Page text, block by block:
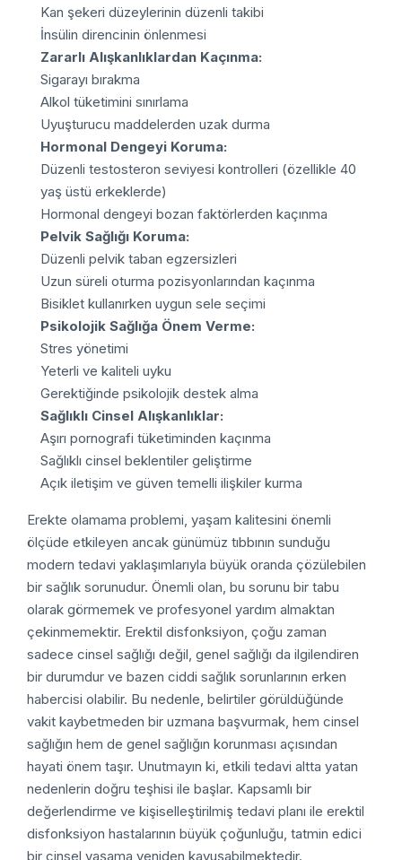
Kan şekeri düzeylerinin düzenli takibi
İnsülin direncinin önlenmesi
Zararlı Alışkanlıklardan Kaçınma:
Sigarayı bırakma
Alkol tüketimini sınırlama
Uyuşturucu maddelerden uzak durma
Hormonal Dengeyi Koruma:
Düzenli testosteron seviyesi kontrolleri (özellikle 40
yaş üstü erkeklerde)
Hormonal dengeyi bozan faktörlerden kaçınma
Pelvik Sağlığı Koruma:
Düzenli pelvik taban egzersizleri
Uzun süreli oturma pozisyonlarından kaçınma
Bisiklet kullanırken uygun sele seçimi
Psikolojik Sağlığa Önem Verme:
Stres yönetimi
Yeterli ve kaliteli uyku
Gerektiğinde psikolojik destek alma
Sağlıklı Cinsel Alışkanlıklar:
Aşırı pornografi tüketiminden kaçınma
Sağlıklı cinsel beklentiler geliştirme
Açık iletişim ve güven temelli ilişkiler kurma
Erekte olamama problemi, yaşam kalitesini önemli
ölçüde etkileyen ancak günümüz tıbbının sunduğu
modern tedavi yaklaşımlarıyla büyük oranda çözülebilen
bir sağlık sorunudur. Önemli olan, bu sorunu bir tabu
olarak görmemek ve profesyonel yardım almaktan
çekinmemektir. Erektil disfonksiyon, çoğu zaman
sadece cinsel sağlığı değil, genel sağlığı da ilgilendiren
bir durumdur ve bazen ciddi sağlık sorunlarının erken
habercisi olabilir. Bu nedenle, belirtiler görüldüğünde
vakit kaybetmeden bir uzmana başvurmak, hem cinsel
sağlığın hem de genel sağlığın korunması açısından
hayati önem taşır. Unutmayın ki, etkili tedavi altta yatan
nedenlerin doğru teşhisi ile başlar. Kapsamlı bir
değerlendirme ve kişiselleştirilmiş tedavi planı ile erektil
disfonksiyon hastalarının büyük çoğunluğu, tatmin edici
bir cinsel yaşama yeniden kavuşabilmektedir.